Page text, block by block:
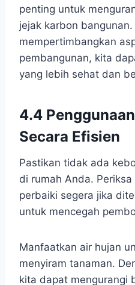
penting untuk
jejak karbon bangunan.
mempertimbangkan
pembangunan, kita
yang lebih sehat dan
4.4
Secara Efisien
Pastikan tidak ada
di rumah Anda.
perbaiki segera jika
untuk mencegah
Manfaatkan air hujan
menyiram tanaman.
kita dapat mengurangi